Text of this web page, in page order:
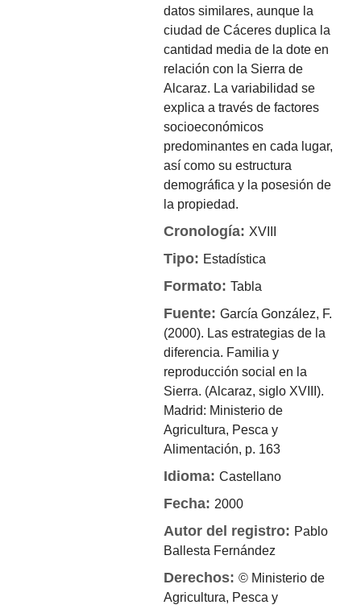
datos similares, aunque la
ciudad de Cáceres duplica la
cantidad media de la dote en
relación con la Sierra de
Alcaraz. La variabilidad se
explica a través de factores
socioeconómicos
predominantes en cada lugar,
así como su estructura
demográfica y la posesión de
la propiedad.
Cronología:XVIII
Tipo: Estadística
Formato:Tabla
Fuente:García González, F.
(2000). Las estrategias de la
diferencia. Familia y
reproducción social en la
Sierra. (Alcaraz, siglo XVIII).
Madrid: Ministerio de
Agricultura, Pesca y
Alimentación, p. 163
Idioma:Castellano
Fecha:2000
Autor del registro: Pablo
Ballesta Fernández
Derechos:© Ministerio de
Agricultura, Pesca y